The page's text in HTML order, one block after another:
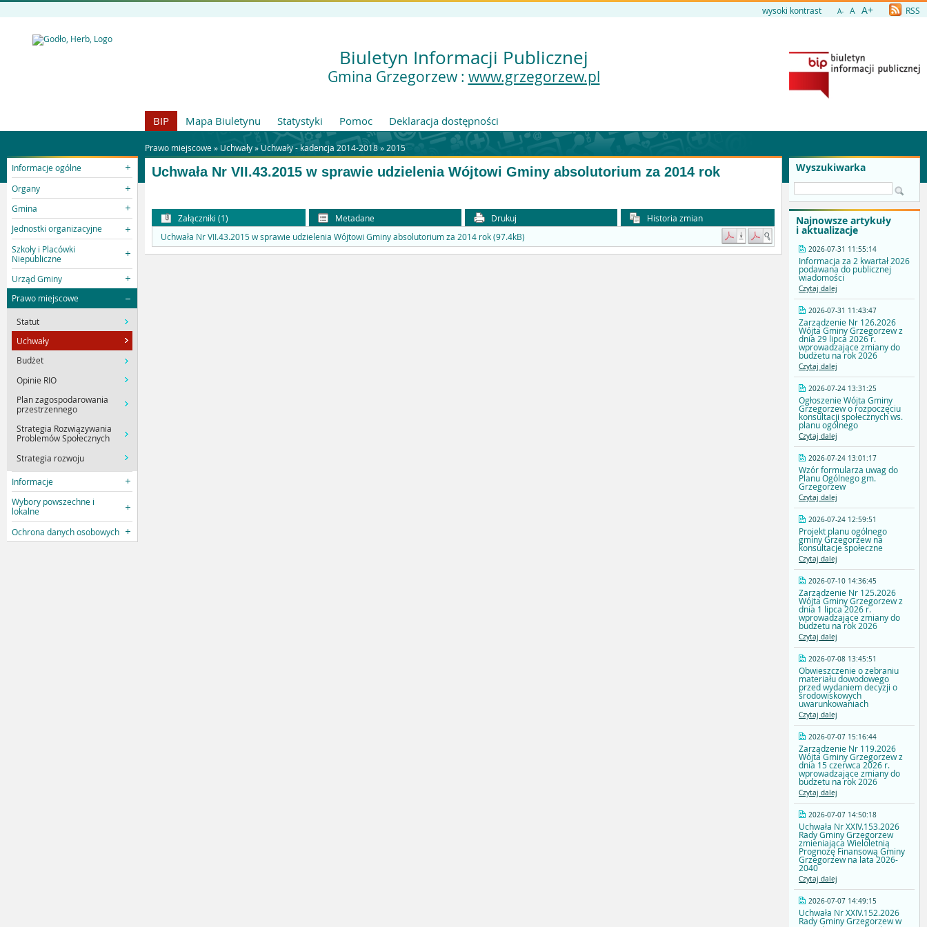
wysoki kontrast A- A A+ RSS
Biuletyn Informacji Publicznej
Gmina Grzegorzew : www.grzegorzew.pl
BIP Mapa Biuletynu Statystyki Pomoc Deklaracja dostępności
Prawo miejscowe » Uchwały» Uchwały - kadencja 2014-2018» 2015
Informacje ogólne
Organy
Gmina
Jednostki organizacyjne
Szkoły i Placówki
Niepubliczne
Urząd Gminy
Prawo miejscowe
Statut
Uchwały
Budżet
Opinie RIO
Plan zagospodarowania
przestrzennego
Strategia Rozwiązywania
Problemów Społecznych
Strategia rozwoju
Informacje
Wybory powszechne i
lokalne
Ochrona danych osobowych
Wyszukiwarka
Najnowsze artykuły
i aktualizacje
2026-07-31 11:55:14
Informacja za 2 kwartał 2026
podawana do publicznej
wiadomości
Czytaj dalej
2026-07-31 11:43:47
Zarządzenie Nr 126.2026
Wójta Gminy Grzegorzew z
dnia 29 lipca 2026 r.
wprowadzające zmiany do
budżetu na rok 2026
Czytaj dalej
2026-07-24 13:31:25
Ogłoszenie Wójta Gminy
Grzegorzew o rozpoczęciu
konsultacji społecznych ws.
planu ogólnego
Czytaj dalej
2026-07-24 13:01:17
Wzór formularza uwag do
Planu Ogólnego gm.
Grzegorzew
Czytaj dalej
2026-07-24 12:59:51
Projekt planu ogólnego
gminy Grzegorzew na
konsultacje społeczne
Czytaj dalej
2026-07-10 14:36:45
Zarządzenie Nr 125.2026
Wójta Gminy Grzegorzew z
dnia 1 lipca 2026 r.
wprowadzające zmiany do
budżetu na rok 2026
Czytaj dalej
2026-07-08 13:45:51
Obwieszczenie o zebraniu
materiału dowodowego
przed wydaniem decyzji o
środowiskowych
uwarunkowaniach
Czytaj dalej
2026-07-07 15:16:44
Zarządzenie Nr 119.2026
Wójta Gminy Grzegorzew z
dnia 15 czerwca 2026 r.
wprowadzające zmiany do
budżetu na rok 2026
Czytaj dalej
2026-07-07 14:50:18
Uchwała Nr XXIV.153.2026
Rady Gminy Grzegorzew
zmieniająca Wieloletnią
Prognozę Finansową Gminy
Grzegorzew na lata 2026-
2040
Czytaj dalej
2026-07-07 14:49:15
Uchwała Nr XXIV.152.2026
Rady Gminy Grzegorzew w
Uchwała Nr VII.43.2015 w sprawie udzielenia Wójtowi Gminy absolutorium za 2014 rok
Załączniki (1) Metadane Drukuj
Historia zmian
Uchwała Nr VII.43.2015 w sprawie udzielenia Wójtowi Gminy absolutorium za 2014 rok (97.4kB)